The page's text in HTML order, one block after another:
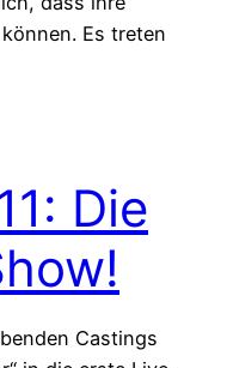
Es treten
Die
Castings